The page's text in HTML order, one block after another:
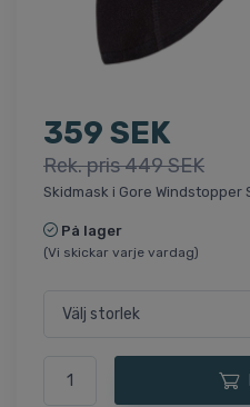
359 SEK
Rek. pris 449 SEK
Skidmask i Gore Windstopper
På lager
(Vi skickar varje vardag)